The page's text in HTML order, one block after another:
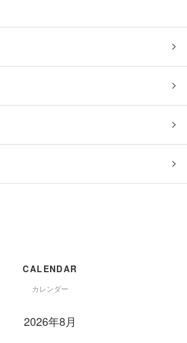
CALENDAR
カレンダー
2026年8月